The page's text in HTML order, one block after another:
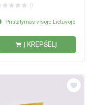
0
Pristatymas visoje Lietuvoje
Į KREPŠELĮ